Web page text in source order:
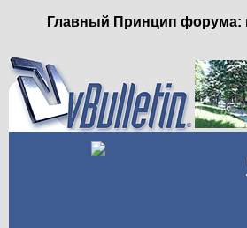
Главный Принцип форума: